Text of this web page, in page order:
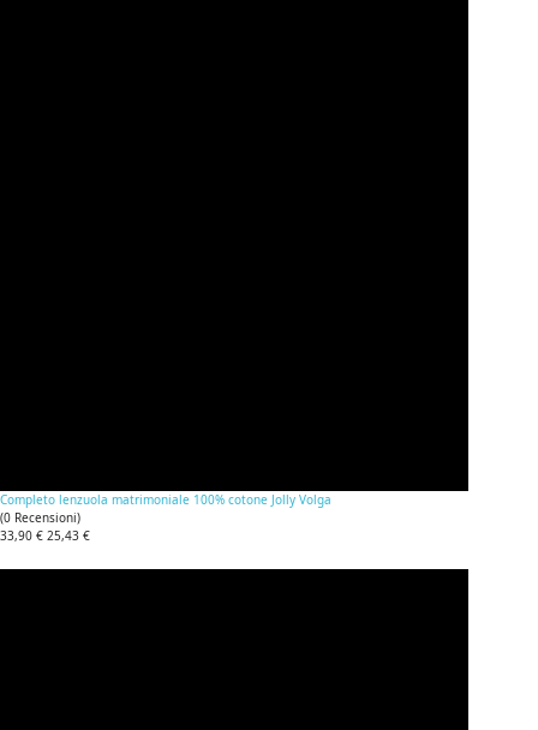
Completo lenzuola matrimoniale 100% cotone Jolly Volga
(0 Recensioni)
33,90 € 25,43 €